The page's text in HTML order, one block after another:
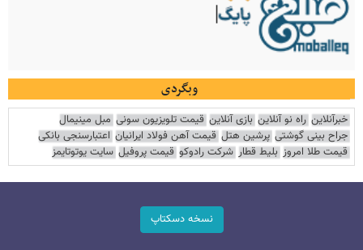
وبگردی
خبرآنلاین راه نو آنلاین بازی آنلاین قیمت تلویزیون سونی مبل مینیمال
جراح بینی گوشتی پرشین هتل قیمت آهن فولاد ایرانیان اعتبارسنجی بانکی
قیمت طلا امروز بلیط قطار شرکت رادوکو قیمت پروفیل سایت یوتوتایمز
نسخه دسکتاپ